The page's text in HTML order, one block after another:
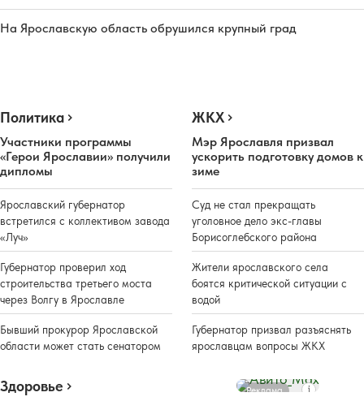
На Ярославскую область обрушился крупный град
Политика
Участники программы
«Герои Ярославии» получили
дипломы
Ярославский губернатор
встретился с коллективом завода
«Луч»
Губернатор проверил ход
строительства третьего моста
через Волгу в Ярославле
Бывший прокурор Ярославской
области может стать сенатором
ЖКХ
Мэр Ярославля призвал
ускорить подготовку домов к
зиме
Суд не стал прекращать
уголовное дело экс-главы
Борисоглебского района
Жители ярославского села
боятся критической ситуации с
водой
Губернатор призвал разъяснять
ярославцам вопросы ЖКХ
Здоровье Реклама